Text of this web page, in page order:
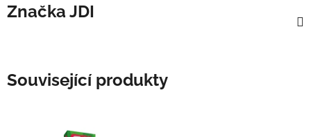
Značka JDI
Související produkty